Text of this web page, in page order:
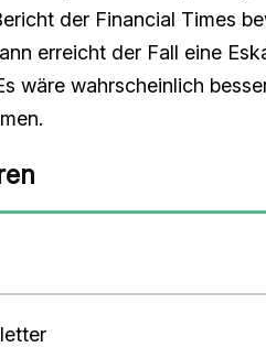
der Financial Times
erreicht der Fall eine
wäre wahrscheinlich